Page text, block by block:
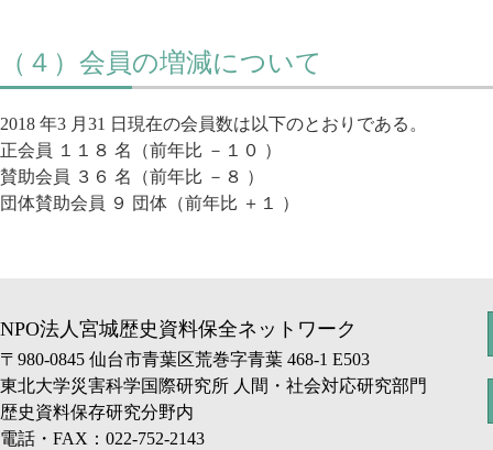
（４）会員の増減について
2018 年3 月31 日現在の会員数は以下のとおりである。
正会員 １１８ 名（前年比 －１０ ）
賛助会員 ３６ 名（前年比 －８ ）
団体賛助会員 ９ 団体（前年比 ＋１ ）
NPO法人宮城歴史資料保全ネットワーク
〒980-0845 仙台市青葉区荒巻字青葉 468-1 E503
東北大学災害科学国際研究所 人間・社会対応研究部門
歴史資料保存研究分野内
電話・FAX：022-752-2143